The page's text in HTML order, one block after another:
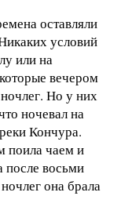
оставляли
условий
или на
вечером
Но у них
ночевал на
Кончура.
поила чаем и
после восьми
она брала